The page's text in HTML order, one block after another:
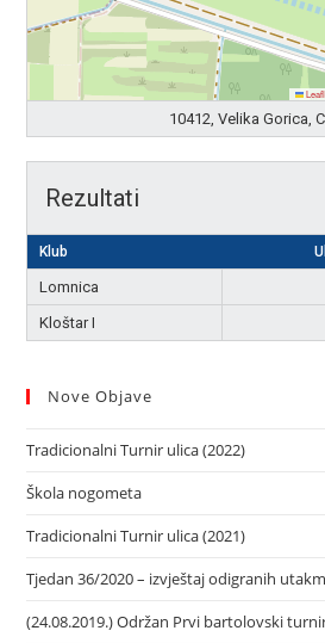
10412, Velika Gorica,
Rezultati
Klub
Lomnica
Kloštar I
Nove Objave
Tradicionalni Turnir ulica (2022)
Škola nogometa
Tradicionalni Turnir ulica (2021)
Tjedan 36/2020 – izvještaj odigranih
(24.08.2019.) Održan Prvi bartolovski